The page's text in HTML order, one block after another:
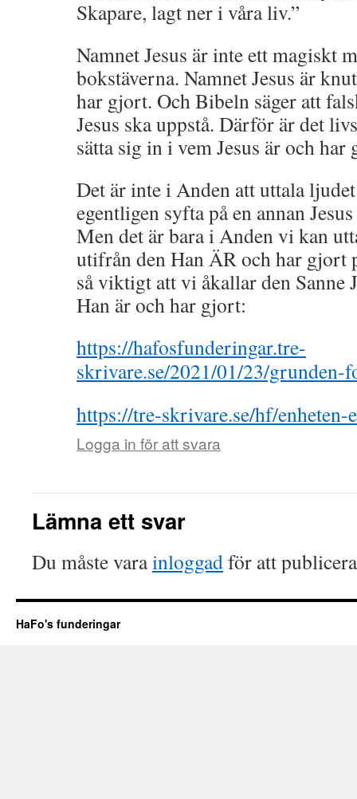
Skapare, lagt ner i våra liv.”
Namnet Jesus är inte ett magiskt
bokstäverna. Namnet Jesus är
har gjort. Och Bibeln säger att
Jesus ska uppstå. Därför är det
sätta sig in i vem Jesus är och har
Det är inte i Anden att uttala
egentligen syfta på en annan
Men det är bara i Anden vi kan
utifrån den Han ÄR och har gjort
så viktigt att vi åkallar den Sanne
Han är och har gjort:
https://hafosfunderingar.tre-
skrivare.se/2021/01/23/
https://tre-skrivare.se/hf/
Logga in för att svara
Lämna ett svar
Du måste varainloggadför att
HaFo's funderingar